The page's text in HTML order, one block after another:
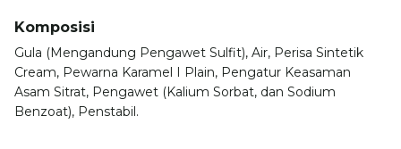
Komposisi
Gula (Mengandung Pengawet Sulfit), Air, Perisa Sintetik
Cream, Pewarna Karamel I Plain, Pengatur Keasaman
Asam Sitrat, Pengawet (Kalium Sorbat, dan Sodium
Benzoat), Penstabil.